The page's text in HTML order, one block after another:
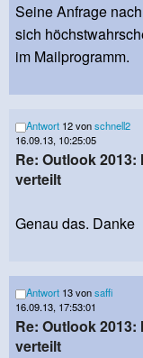
Seine Anfrage
sich
im Mailprogramm.
Antwort 12 vonschnell2
16.09.13, 10:25:05
Re: Outlook
verteilt
Genau das. Danke
Antwort 13 vonsaffi
16.09.13, 17:53:01
Re: Outlook
verteilt